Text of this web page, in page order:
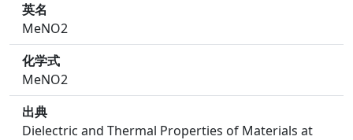
英名
MeNO2
化学式
MeNO2
出典
Dielectric and Thermal Properties of Materials at